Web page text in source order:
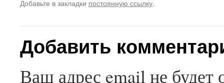
Добавьте в закладки постоянную ссылку.
Добавить
Ваш адрес email не будет